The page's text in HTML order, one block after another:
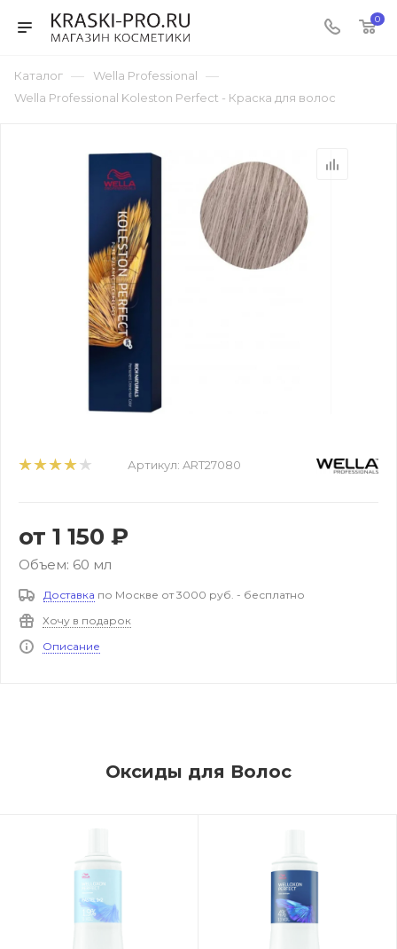
0
Каталог — Wella Professional —
Wella Professional Koleston Perfect - Краска для волос
Артикул: ART27080
от 1 150 ₽
Объем: 60 мл
Доставка по Москве от 3000 руб. - бесплатно
Хочу в подарок
Описание
Оксиды для Волос